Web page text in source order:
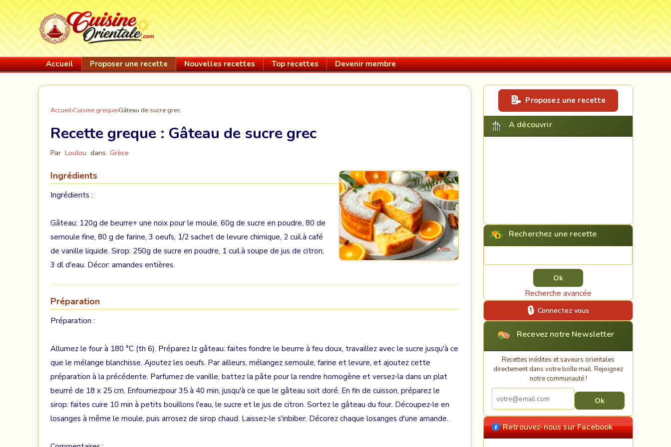
Accueil Proposer une recette Nouvelles recettes Top recettes Devenir membre
Accueil›Cuisine greque›Gâteau de sucre grec
Recette greque : Gâteau de sucre grec
Par Loulou dans Grèce
Ingrédients
Ingrédients :
Gâteau: 120g de beurre+ une noix pour le moule, 60g de sucre en poudre, 80 de
semoule fine, 80 g de farine, 3 oeufs, 1/2 sachet de levure chimique, 2 cuil.à café
de vanille liquide. Sirop: 250g de sucre en poudre, 1 cuil.à soupe de jus de citron,
3 dl d'eau. Décor: amandes entières.
Préparation
Préparation :
Allumez le four à 180 °C (th 6). Préparez lz gâteau: faites fondre le beurre à feu doux, travaillez avec le sucre jusqu'à ce
que le mélange blanchisse. Ajoutez les oeufs. Par ailleurs, mélangez semoule, farine et levure, et ajoutez cette
préparation à la précédente. Parfumez de vanille, battez la pâte pour la rendre homogène et versez-la dans un plat
beurré de 18 x 25 cm. Enfournezpour 35 à 40 min, jusqu'à ce que le gâteau soit doré. En fin de cuisson, préparez le
sirop: faites cuire 10 min à petits bouillons l'eau, le sucre et le jus de citron. Sortez le gâteau du four. Découpez-le en
losanges à même le moule, puis arrosez de sirop chaud. Laissez-le s'inbiber. Décorez chaque losanges d'une amande.
Proposez une recette
A découvrir
Recherchez une recette
Recherche avancée
Connectez vous
Recevez notre Newsletter
Recettes inédites et saveurs orientales
directement dans votre boîte mail. Rejoignez
notre communauté !
Retrouvez-nous sur Facebook